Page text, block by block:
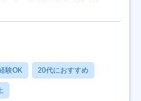
験OK 20代におすすめ